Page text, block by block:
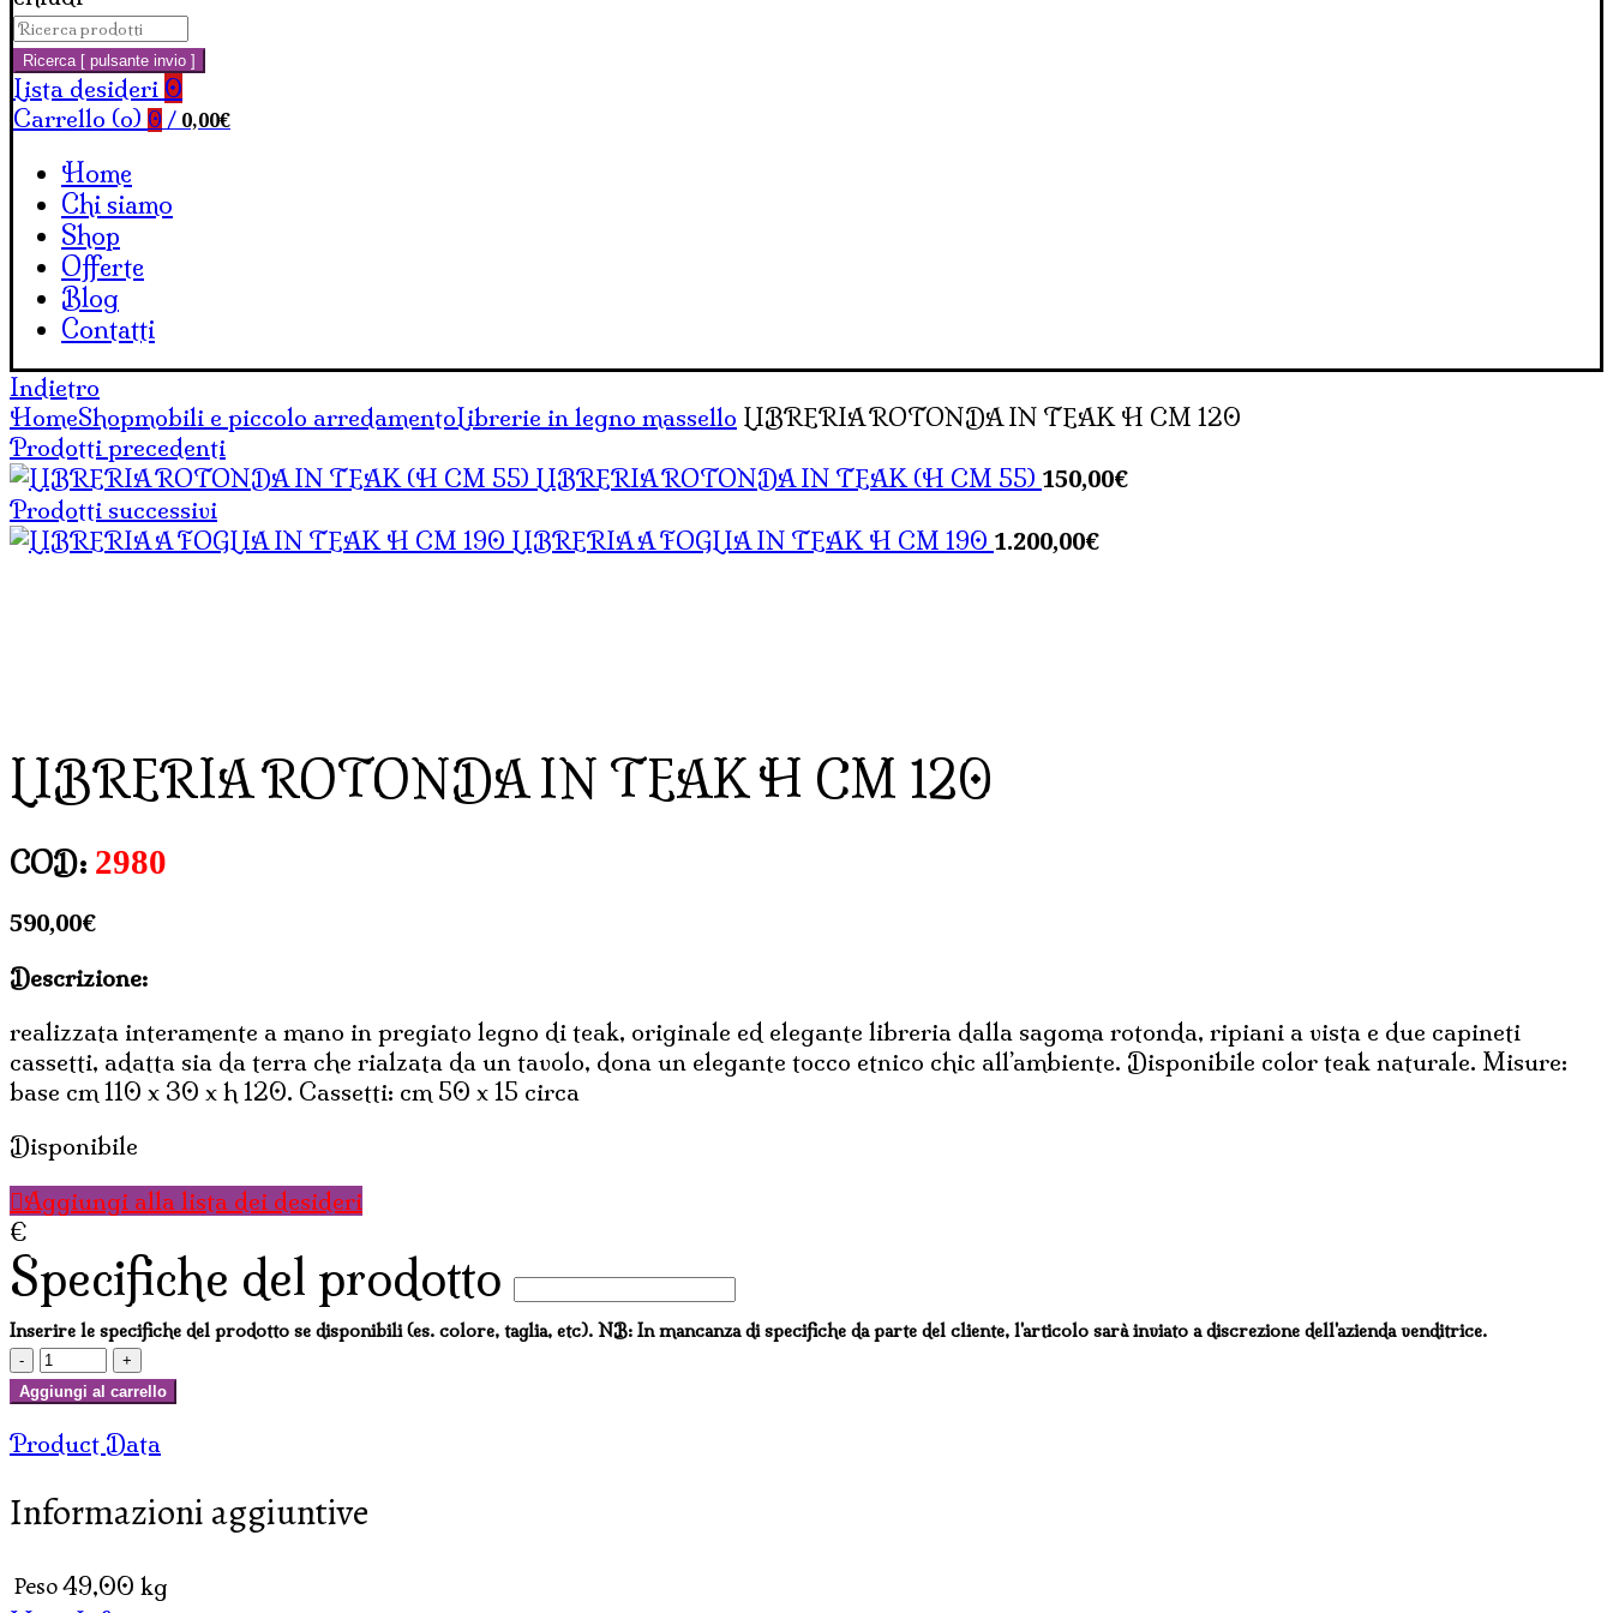
Carrello
Cerca:
Ricerca [ pulsante invio ]
Lista desideri 0
Carrello (o) 0 / 0,00€
Home
Chi siamo
Shop
Offerte
Blog
Contatti
Indietro
HomeShopmobili e piccolo arredamentoLibrerie in legno massello LIBRERIA ROTONDA IN TEAK H CM 120
Prodotti precedenti
LIBRERIA ROTONDA IN TEAK (H CM 55) 150,00€
Prodotti successivi
LIBRERIA A FOGLIA IN TEAK H CM 190 1.200,00€
LIBRERIA ROTONDA IN TEAK H CM 120
COD: 2980
590,00€
Descrizione:
realizzata interamente a mano in pregiato legno di teak, originale ed elegante libreria dalla sagoma rotonda, ripiani a vista e due capineti
cassetti, adatta sia da terra che rialzata da un tavolo, dona un elegante tocco etnico chic all’ambiente. Disponibile color teak naturale. Misure:
base cm 110 x 30 x h 120. Cassetti: cm 50 x 15 circa
Disponibile
Aggiungi alla lista dei desideri
€
Specifiche del prodotto
Inserire le specifiche del prodotto se disponibili (es. colore, taglia, etc). NB: In mancanza di specifiche da parte del cliente, l'articolo sarà inviato a discrezione dell'azienda venditrice.
LIBRERIA
ROTONDA
TEAK
CM
Aggiungi al carrello
Product Data
Informazioni aggiuntive
Peso49,00 kg